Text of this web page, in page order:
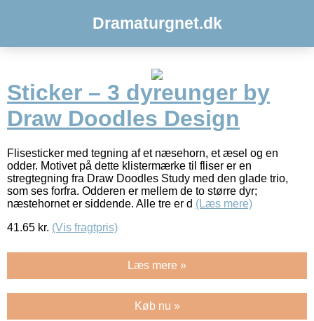
Dramaturgnet.dk
Sticker – 3 dyreunger by
Draw Doodles Design
Flisesticker med tegning af et næsehorn, et æsel og en
odder. Motivet på dette klistermærke til fliser er en
stregtegning fra Draw Doodles Study med den glade trio,
som ses forfra. Odderen er mellem de to større dyr;
næstehornet er siddende. Alle tre er d (Læs mere)
41.65 kr. (Vis fragtpris)
Læs mere »
Køb nu »